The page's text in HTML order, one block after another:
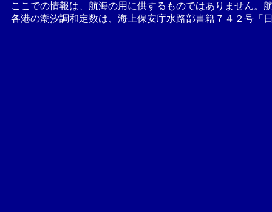
ここでの情報は、航海の用に供するものではありません。
各港の潮汐調和定数は、海上保安庁水路部書籍７４２号「